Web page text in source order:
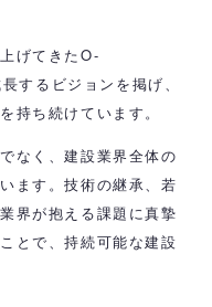
げてきたO-
するビジョンを掲げ、
持ち続けています。
なく、建設業界全体の
ます。技術の継承、若
界が抱える課題に真摯
とで、持続可能な建設